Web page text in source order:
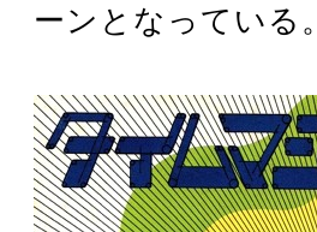
ーンとなっている。